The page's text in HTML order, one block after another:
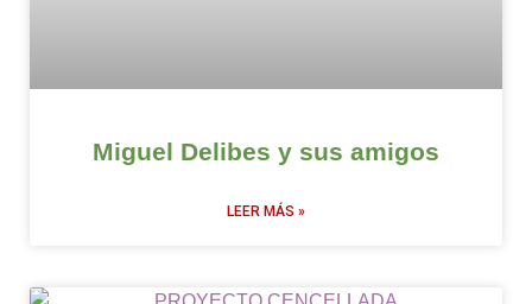
Miguel Delibes y sus amigos
LEER MÁS »